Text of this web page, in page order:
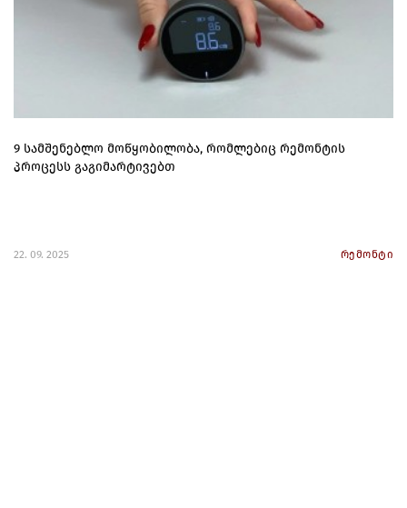
9 სამშენებლო მოწყობილობა, რომლებიც რემონტის
პროცესს გაგიმარტივებთ
22. 09. 2025 რემონტი